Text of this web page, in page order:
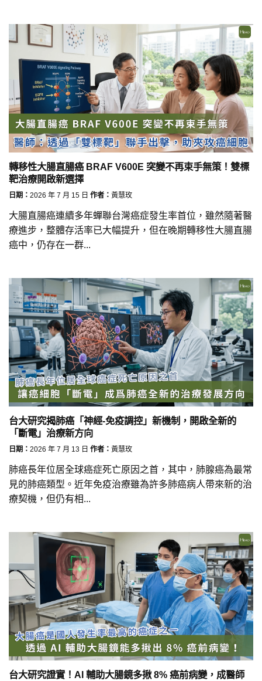
轉移性大腸直腸癌 BRAF V600E 突變不再束手無策！雙標
靶治療開啟新選擇
日期： 2026 年 7 月 15 日 作者： 黃慧玫
大腸直腸癌連續多年蟬聯台灣癌症發生率首位，雖然隨著醫
療進步，整體存活率已大幅提升，但在晚期轉移性大腸直腸
癌中，仍存在一群...
台大研究揭肺癌「神經-免疫調控」新機制，開啟全新的
「斷電」治療新方向
日期： 2026 年 7 月 13 日 作者： 黃慧玫
肺癌長年位居全球癌症死亡原因之首，其中，肺腺癌為最常
見的肺癌類型。近年免疫治療雖為許多肺癌病人帶來新的治
療契機，但仍有相...
台大研究證實！AI 輔助大腸鏡多揪 8% 癌前病變，成醫師